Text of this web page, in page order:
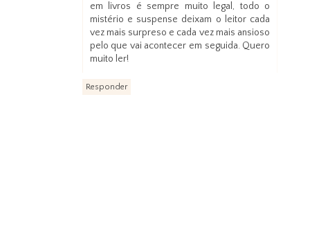
em livros é sempre muito legal, todo o
mistério e suspense deixam o leitor cada
vez mais surpreso e cada vez mais ansioso
pelo que vai acontecer em seguida. Quero
muito ler!
Responder